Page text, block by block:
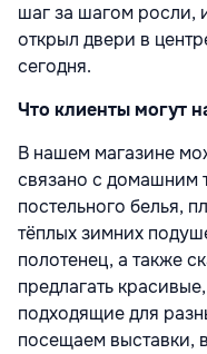
шаг за шагом росли,
открыл двери в
сегодня.
Что клиенты могут
В нашем магазине
связано с домашним
постельного белья,
тёплых зимних
полотенец, а также
предлагать
подходящие для
посещаем выставки,